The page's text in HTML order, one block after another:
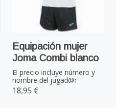
Equipación mujer
Joma Combi blanco
El precio incluye número y
nombre del jugad@r
18,95 €